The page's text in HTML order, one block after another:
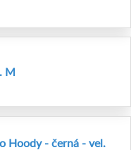
M
Hoody - černá - vel.